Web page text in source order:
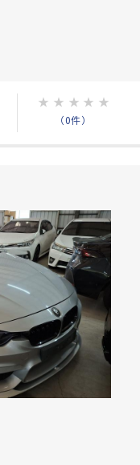
★ ★ ★ ★ ★
（0件）